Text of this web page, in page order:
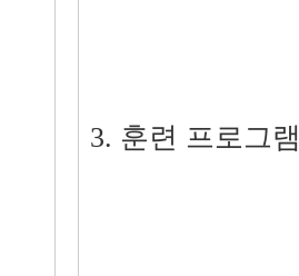
3. 훈련 프로그램